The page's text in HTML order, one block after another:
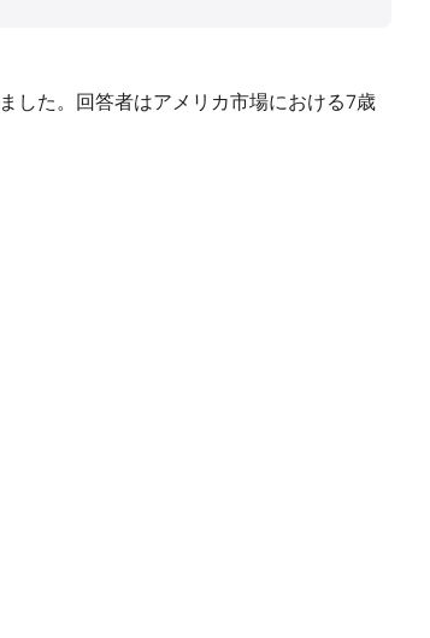
した。回答者はアメリカ市場における7歳